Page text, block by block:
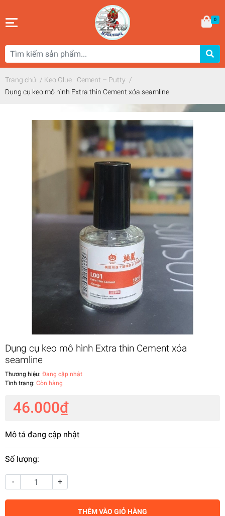
0
Trang chủ / Keo Glue - Cement – Putty /
Dụng cụ keo mô hình Extra thin Cement xóa seamline
Dụng cụ keo mô hình Extra thin Cement xóa
seamline
Thương hiệu: Đang cập nhật
Tình trạng: Còn hàng
46.000₫
Mô tả đang cập nhật
Số lượng:
- +
THÊM VÀO GIỎ HÀNG